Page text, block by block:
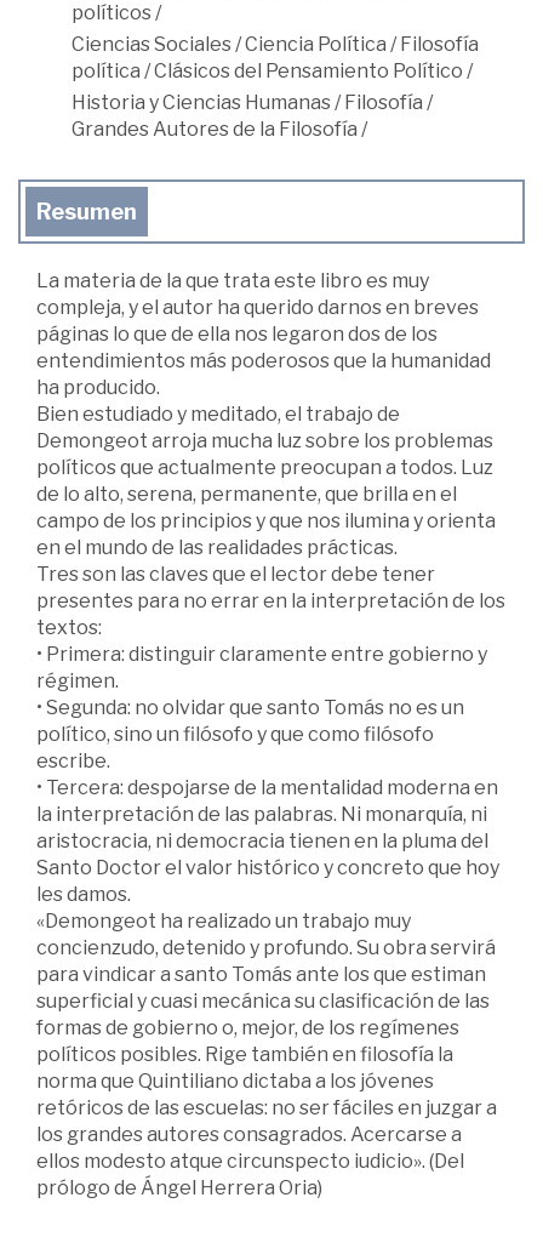
políticos/
Ciencias Sociales/Ciencia Política /Filosofía
política /Clásicos del Pensamiento Político /
Historia y Ciencias Humanas/Filosofía /
Grandes Autores de la Filosofía /
Resumen
La materia de la que trata este libro es muy
compleja, y el autor ha querido darnos en breves
páginas lo que de ella nos legaron dos de los
entendimientos más poderosos que la humanidad
ha producido.
Bien estudiado y meditado, el trabajo de
Demongeot arroja mucha luz sobre los problemas
políticos que actualmente preocupan a todos. Luz
de lo alto, serena, permanente, que brilla en el
campo de los principios y que nos ilumina y orienta
en el mundo de las realidades prácticas.
Tres son las claves que el lector debe tener
presentes para no errar en la interpretación de los
textos:
• Primera: distinguir claramente entre gobierno y
régimen.
• Segunda: no olvidar que santo Tomás no es un
político, sino un filósofo y que como filósofo
escribe.
• Tercera: despojarse de la mentalidad moderna en
la interpretación de las palabras. Ni monarquía, ni
aristocracia, ni democracia tienen en la pluma del
Santo Doctor el valor histórico y concreto que hoy
les damos.
«Demongeot ha realizado un trabajo muy
concienzudo, detenido y profundo. Su obra servirá
para vindicar a santo Tomás ante los que estiman
superficial y cuasi mecánica su clasificación de las
formas de gobierno o, mejor, de los regímenes
políticos posibles. Rige también en filosofía la
norma que Quintiliano dictaba a los jóvenes
retóricos de las escuelas: no ser fáciles en juzgar a
los grandes autores consagrados. Acercarse a
ellos modesto atque circunspecto iudicio». (Del
prólogo de Ángel Herrera Oria)